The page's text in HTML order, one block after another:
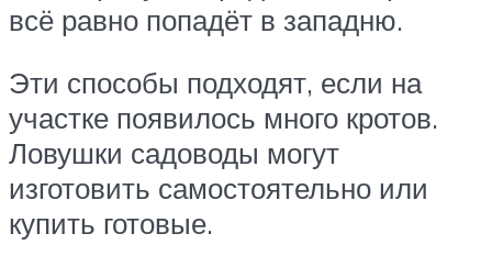
всё равно попадёт в западню.
Эти способы подходят, если на
участке появилось много кротов.
Ловушки садоводы могут
изготовить самостоятельно или
купить готовые.